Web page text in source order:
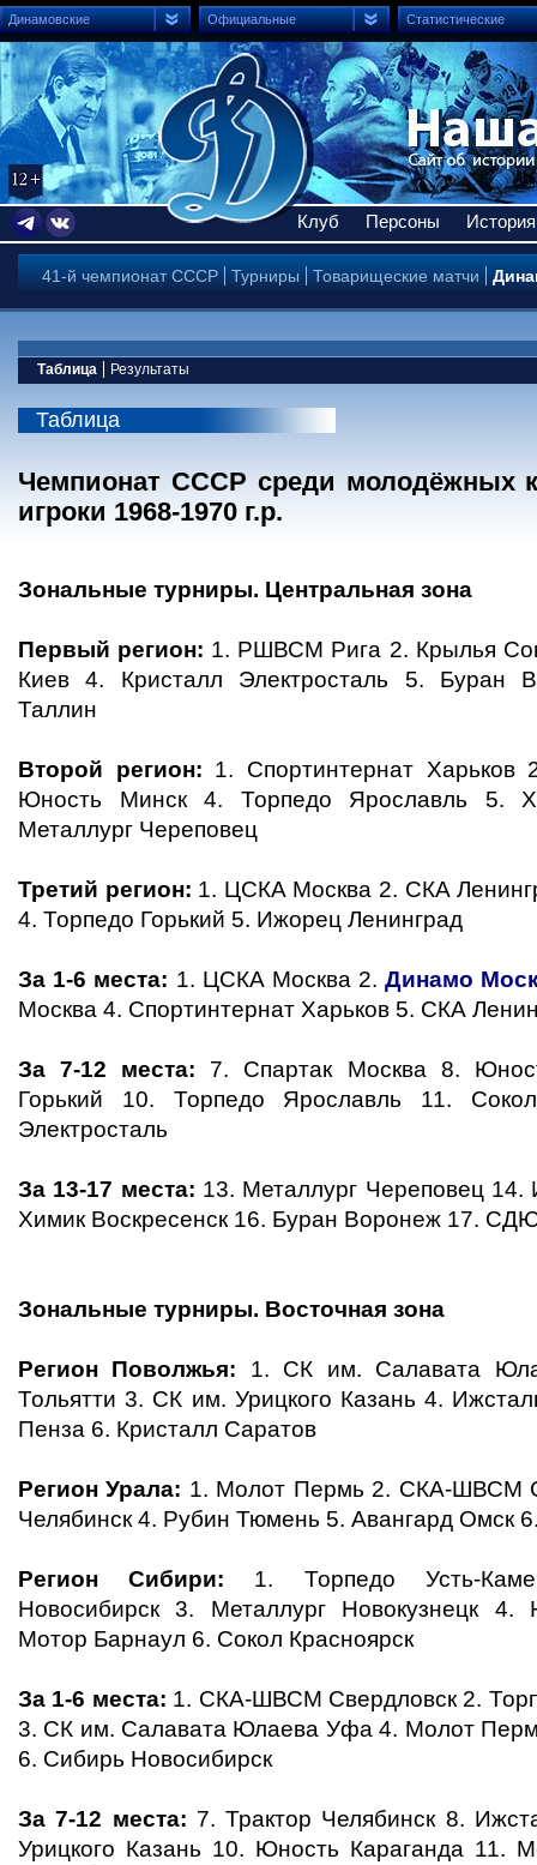
Динамовские Официальные Статистические
Клуб Персоны История
41-й чемпионат СССР Турниры Товарищеские матчи
Таблица
Таблица
Чемпионат СССР среди молодёжных
игроки 1968-1970 г.р.
Зональные турниры. Центральная зона
Первый регион: 1. РШВСМ Рига 2. Крылья
Киев 4. Кристалл Электросталь 5.
Таллин
Второй регион: 1. Спортинтернат Харьков
Юность Минск 4. Торпедо Ярославль 5.
Металлург Череповец
Третий регион: 1. ЦСКА Москва 2. СКА
4. Торпедо Горький 5. Ижорец Ленинград
За 1-6 места: 1. ЦСКА Москва 2.Динамо
Москва 4. Спортинтернат Харьков 5. СКА
За 7-12 места: 7. Спартак Москва 8.
Горький 10. Торпедо Ярославль 11.
Электросталь
За 13-17 места: 13. Металлург Череповец
Химик Воскресенск 16. Буран Воронеж 17.
Зональные турниры. Восточная зона
Регион Поволжья: 1. СК им. Салавата
Тольятти 3. СК им. Урицкого Казань 4.
Пенза 6. Кристалл Саратов
Регион Урала: 1. Молот Пермь 2. СКА-ШВСМ
Челябинск 4. Рубин Тюмень 5. Авангард Омск
Регион Сибири: 1. Торпедо Усть-
Новосибирск 3. Металлург Новокузнецк 4.
Мотор Барнаул 6. Сокол Красноярск
За 1-6 места: 1. СКА-ШВСМ Свердловск 2.
3. СК им. Салавата Юлаева Уфа 4. Молот
6. Сибирь Новосибирск
За 7-12 места: 7. Трактор Челябинск 8.
Урицкого Казань 10. Юность Караганда 11.
Результаты